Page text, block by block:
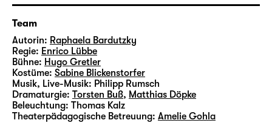
Team
Autorin: Raphaela Bardutzky
Regie: Enrico Lübbe
Bühne: Hugo Gretler
Kostüme: Sabine Blickenstorfer
Musik, Live-Musik: Philipp Rumsch
Dramaturgie: Torsten Buß, Matthias Döpke
Beleuchtung: Thomas Kalz
Theaterpädagogische Betreuung: Amelie Gohla